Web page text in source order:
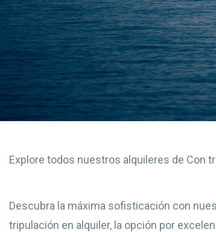
Explore todos nuestros alquileres de Con
Descubra la máxima sofisticación con
tripulación en alquiler, la opción por